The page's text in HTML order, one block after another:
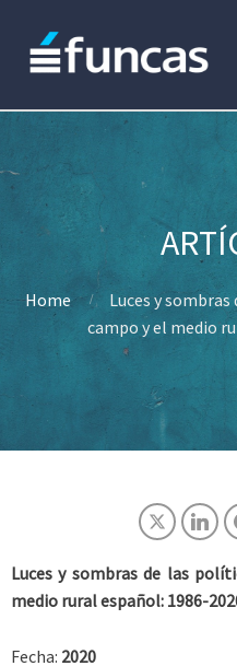
Home
Luces y
campo y el medio
Luces y sombras de las
medio rural español: 1986-
Fecha: 2020